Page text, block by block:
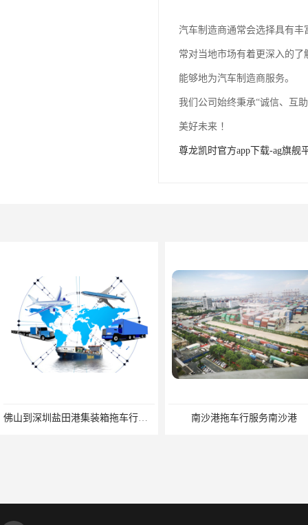
汽车制造商通常会选择具有
常对当地市场有着更深入的
能够地为汽车制造商服务。
我们公司始终秉承“诚信、互
美好未来 ！
尊龙凯时官方app下载-ag旗舰
南沙港拖车行服务南沙港